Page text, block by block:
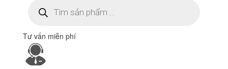
kiếm
sản
Tư vấn miễn phí